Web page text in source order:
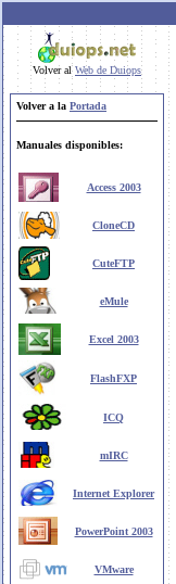
Volver alWeb de Duiops
Volver a la Portada
Manuales disponibles:
Access 2003
CloneCD
CuteFTP
eMule
Excel 2003
FlashFXP
ICQ
mIRC
Internet Explorer
PowerPoint 2003
VMware